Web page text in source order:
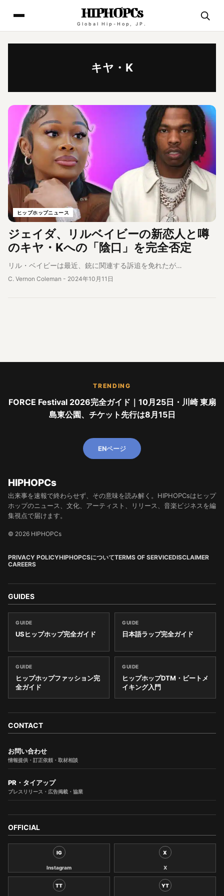
HIPHOPCs
Global Hip-Hop, JP.
キヤ・K
ヒップホップニュース
ジェイダ、リルベイビーの新恋人と噂
のキヤ・Kへの「陰口」を完全否定
リル・ベイビーは最近、銃に関連する訴追を免れたが…
C. Vernon Coleman - 2024年10月11日
TRENDING
FORCE Festival 2026完全ガイド｜10月25日・川崎 東扇
島東公園、チケット先行は8月15日
ENページ
HIPHOPCs
出来事を速報で終わらせず、その意味を読み解く。HIPHOPCsはヒップ
ホップのニュース、文化、アーティスト、リリース、音楽ビジネスを編
集視点で届けます。
© 2026 HIPHOPCs
PRIVACY POLICYHIPHOPCSについてTERMS OF SERVICEDISCLAIMER
CAREERS
GUIDES
GUIDE
USヒップホップ完全ガイド
GUIDE
日本語ラップ完全ガイド
GUIDE
ヒップホップファッション完
全ガイド
GUIDE
ヒップホップDTM・ビートメ
イキング入門
CONTACT
お問い合わせ
情報提供・訂正依頼・取材相談
PR・タイアップ
プレスリリース・広告掲載・協業
OFFICIAL
IG
Instagram
X
X
TT YT